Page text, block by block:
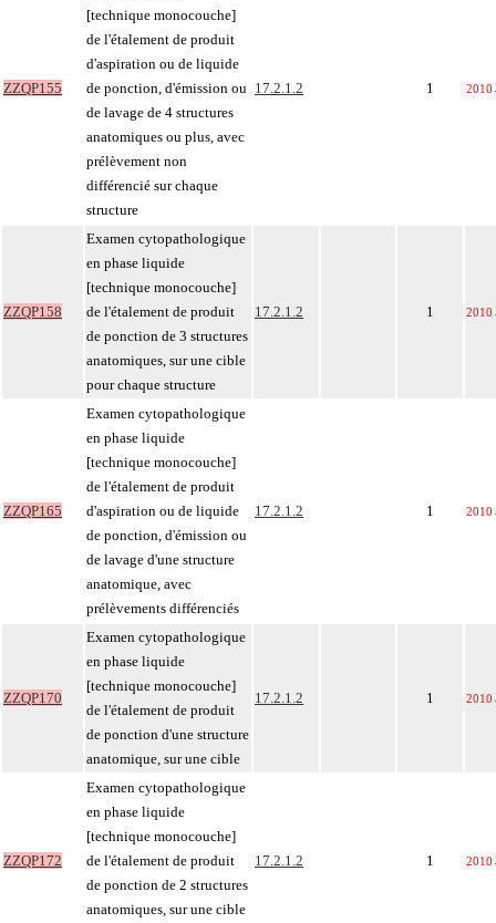
ZZQP155
[technique monocouche]
de l'étalement de produit
d'aspiration ou de liquide
de ponction, d'émission ou
de lavage de 4 structures
anatomiques ou plus, avec
prélèvement non
différencié sur chaque
structure
17.2.1.2 1 2010
ZZQP158
Examen cytopathologique
en phase liquide
[technique monocouche]
de l'étalement de produit
de ponction de 3 structures
anatomiques, sur une cible
pour chaque structure
17.2.1.2 1 2010
ZZQP165
Examen cytopathologique
en phase liquide
[technique monocouche]
de l'étalement de produit
d'aspiration ou de liquide
de ponction, d'émission ou
de lavage d'une structure
anatomique, avec
prélèvements différenciés
17.2.1.2 1 2010
ZZQP170
Examen cytopathologique
en phase liquide
[technique monocouche]
de l'étalement de produit
de ponction d'une structure
anatomique, sur une cible
17.2.1.2 1 2010
ZZQP172
Examen cytopathologique
en phase liquide
[technique monocouche]
de l'étalement de produit
de ponction de 2 structures
anatomiques, sur une cible
17.2.1.2 1 2010